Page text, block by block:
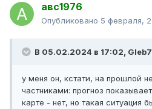
авс1976
Опубликовано 5 февраля,
В 05.02.2024 в 17:02,
у меня он, кстати, на прошлой
частниками: прогноз
карте - нет, но такая ситуация